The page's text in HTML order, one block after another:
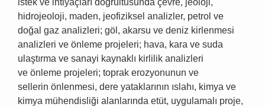
istek ve ihtiyaçları doğrultusunda çevre, jeoloji,
hidrojeoloji, maden, jeofiziksel analizler, petrol ve
doğal gaz analizleri; göl, akarsu ve deniz kirlenmesi
analizleri ve önleme projeleri; hava, kara ve suda
ulaştırma ve sanayi kaynaklı kirlilik analizleri
ve önleme projeleri; toprak erozyonunun ve
sellerin önlenmesi, dere yataklarının ıslahı, kimya ve
kimya mühendisliği alanlarında etüt, uygulamalı proje,